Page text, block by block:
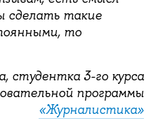
сделать такие
то
студентка 3-го курса
программы
«Журналистика»